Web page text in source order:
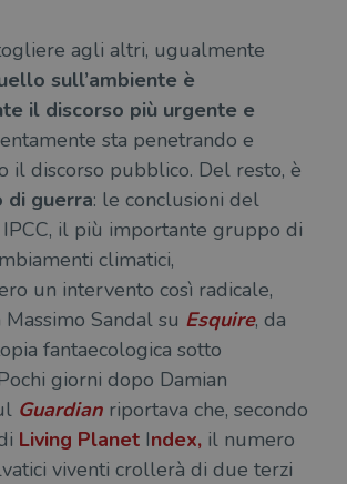
agli altri, ugualmente
sull’ambiente è
il discorso più urgente e
sta penetrando e
il discorso pubblico. Del resto, è
di guerra: le conclusioni del
il più importante gruppo di
climatici,
un intervento così radicale,
Sandal su Esquire, da
fantaecologica sotto
giorni dopo Damian
Guardian riportava che, secondo
Living Planet Index, il numero
viventi crollerà di due terzi